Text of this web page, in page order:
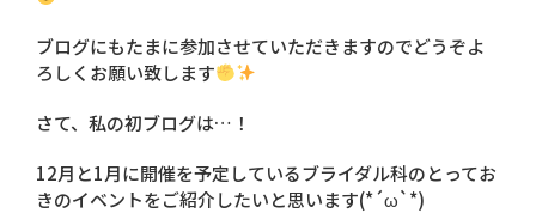
ブログにもたまに参加させていただきますのでどうぞよ
ろしくお願い致します
さて、私の初ブログは…！
12月と1月に開催を予定しているブライダル科のとってお
きのイベントをご紹介したいと思います(*´ω`*)